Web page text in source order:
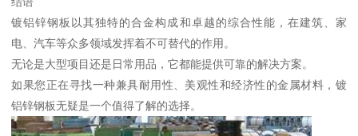
镀铝锌钢板以其独特的合金构成和卓越的综合性能，在建筑、家
电、汽车等众多领域发挥着不可替代的作用。
无论是大型项目还是日常用品，它都能提供可靠的解决方案。
如果您正在寻找一种兼具耐用性、美观性和经济性的金属材料，镀
铝锌钢板无疑是一个值得了解的选择。